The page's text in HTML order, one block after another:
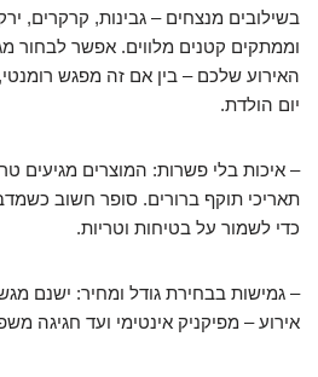
בשילובים מנצחים – גבינות, קרקרים,
וממתקים קטנים מלווים. אפשר לבחור
האירוע שלכם – בין אם זה מפגש
יום הולדת.
– איכות בלי פשרות: המוצרים מגיעים
תאריכי תוקף ברורים. סופר חשוב
כדי לשמור על בטיחות וטריות.
– גמישות בבחירת גודל ומחיר: ישנם
אירוע – מפיקניק אינטימי ועד חגיגה